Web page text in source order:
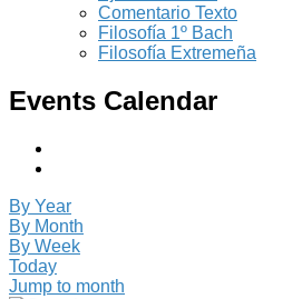
Comentario Texto
Filosofía 1º Bach
Filosofía Extremeña
Events Calendar
By Year
By Month
By Week
Today
Jump to month